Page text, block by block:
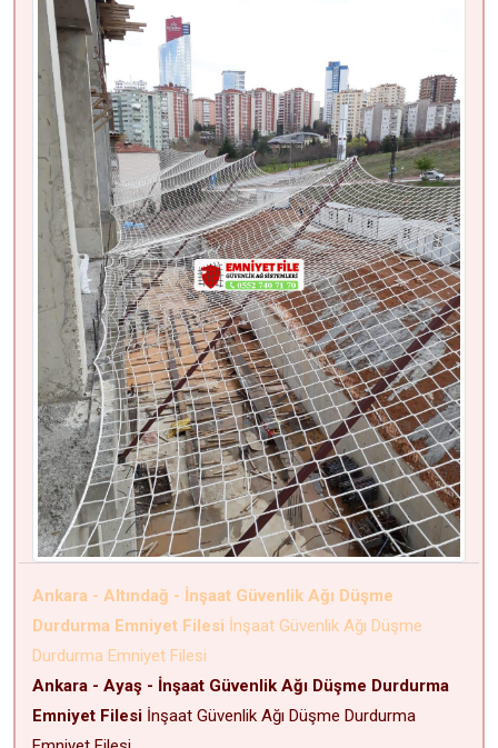
Ankara - Altındağ - İnşaat Güvenlik Ağı Düşme
Durdurma Emniyet Filesi İnşaat Güvenlik Ağı Düşme
Durdurma Emniyet Filesi
Ankara - Ayaş - İnşaat Güvenlik Ağı Düşme Durdurma
Emniyet Filesi İnşaat Güvenlik Ağı Düşme Durdurma